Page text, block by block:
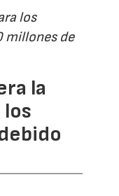
los
millones de
la